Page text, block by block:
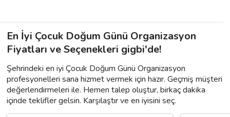
En İyi Çocuk Doğum Günü Organizasyon
Fiyatları ve Seçenekleri gigbi'de!
Şehrindeki en iyi Çocuk Doğum Günü Organizasyon
profesyonelleri sana hizmet vermek için hazır. Geçmiş müşteri
değerlendirmeleri ile. Hemen talep oluştur, birkaç dakika
içinde teklifler gelsin. Karşılaştır ve en iyisini seç.